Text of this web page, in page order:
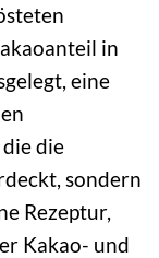
in
eine
die
sondern
Rezeptur,
Kakao- und